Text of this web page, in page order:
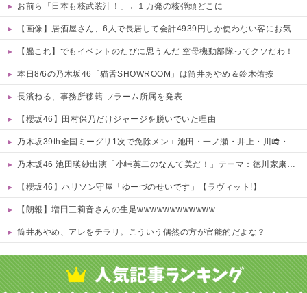
お前ら「日本も核武装汁！」←１万発の核弾頭どこに
【画像】居酒屋さん、6人で長居して会計4939円しか使わない客にお気持ち表明してしまう←コレどっちが悪いんや？？？？？？
【艦これ】でもイベントのたびに思うんだ 空母機動部隊ってクソだわ！
本日8/6の乃木坂46「猫舌SHOWROOM」は筒井あやめ＆鈴木佑捺
長濱ねる、事務所移籍 フラーム所属を発表
【櫻坂46】田村保乃だけジャージを脱いでいた理由
乃木坂39th全国ミーグリ1次で免除メン＋池田・一ノ瀬・井上・川﨑・菅原・中西が全完売
乃木坂46 池田瑛紗出演「小峠英二のなんて美だ！」テーマ：徳川家康【2025.8.5 24:00〜 TOKYO MX】
【櫻坂46】ハリソン守屋「ゆーづのせいです」【ラヴィット!】
【朗報】増田三莉音さんの生足wwwwwwwwwwww
筒井あやめ、アレをチラリ。こういう偶然の方が官能的だよな？